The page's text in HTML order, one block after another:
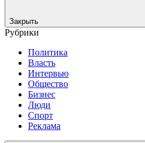
Закрыть
Рубрики
Политика
Власть
Интервью
Общество
Бизнес
Люди
Спорт
Реклама